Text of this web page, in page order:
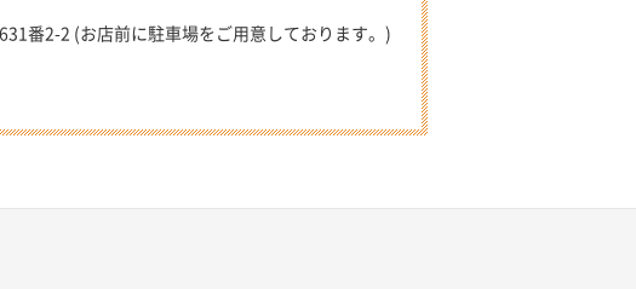
番2-2 (お店前に駐車場をご用意しております。)